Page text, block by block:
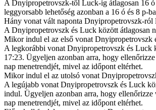
A Dnyipropetrovszk-től Luck-ig átlagosan 16 ó
leggyorsabb lehetőség azonban a 16 ó és 8 p-
Hány vonat vált naponta Dnyipropetrovszk-ról
A Dnyipropetrovszk és Luck között átlagosan
Mikor indul el az első vonat Dnyipropetrovszk
A legkorábbi vonat Dnyipropetrovszk és Luck
17:23. Ügyeljen azonban arra, hogy
nap menetrendjét, mivel az időpont eltérhet.
Mikor indul el az utolsó vonat
A legújabb vonat Dnyipropetrovszk és Luck
indul. Ügyeljen azonban arra, hogy ellenőrizze
nap menetrendjét, mivel az időpont eltérhet.